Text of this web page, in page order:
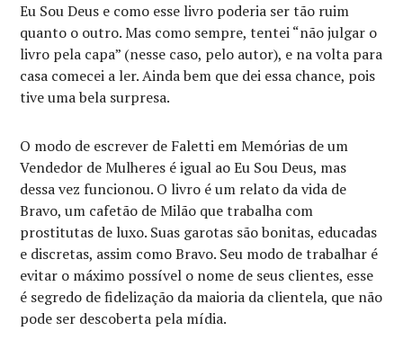
Eu Sou Deus e como esse livro poderia ser tão ruim
quanto o outro. Mas como sempre, tentei “não julgar o
livro pela capa” (nesse caso, pelo autor), e na volta para
casa comecei a ler. Ainda bem que dei essa chance, pois
tive uma bela surpresa.
O modo de escrever de Faletti em Memórias de um
Vendedor de Mulheres é igual ao Eu Sou Deus, mas
dessa vez funcionou. O livro é um relato da vida de
Bravo, um cafetão de Milão que trabalha com
prostitutas de luxo. Suas garotas são bonitas, educadas
e discretas, assim como Bravo. Seu modo de trabalhar é
evitar o máximo possível o nome de seus clientes, esse
é segredo de fidelização da maioria da clientela, que não
pode ser descoberta pela mídia.